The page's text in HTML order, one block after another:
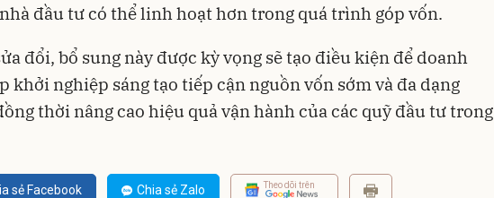
đầu tư có thể linh hoạt hơn trong quá trình góp vốn.
đổi, bổ sung này được kỳ vọng sẽ tạo điều kiện để doanh
khởi nghiệp sáng tạo tiếp cận nguồn vốn sớm và đa dạng
thời nâng cao hiệu quả vận hành của các quỹ đầu tư trong
sẻ Facebook Chia sẻ Zalo Theo dõi trên